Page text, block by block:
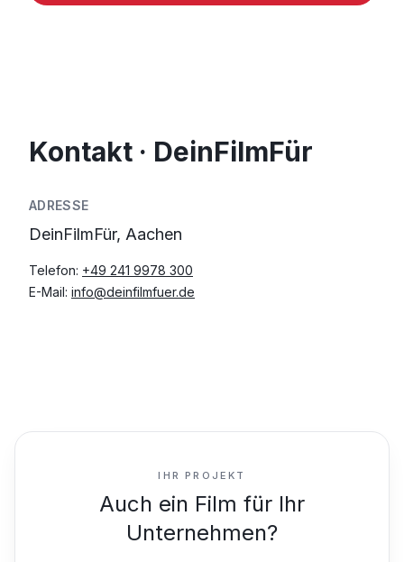
Kontakt · DeinFilmFür
ADRESSE
DeinFilmFür, Aachen
Telefon: +49 241 9978 300
E-Mail: info@deinfilmfuer.de
IHR PROJEKT
Auch ein Film für Ihr
Unternehmen?